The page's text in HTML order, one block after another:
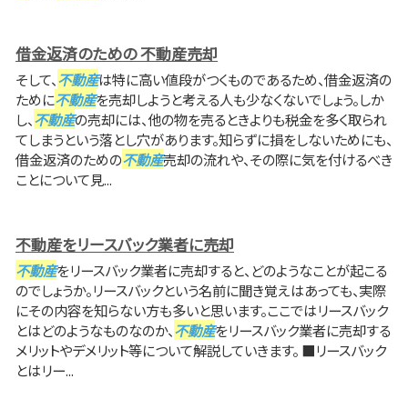
借金返済のための 不動産売却
そして、不動産は特に高い値段がつくものであるため、借金返済の
ために不動産を売却しようと考える人も少なくないでしょう。しか
し、不動産の売却には、他の物を売るときよりも税金を多く取られ
てしまうという落とし穴があります。知らずに損をしないためにも、
借金返済のための不動産売却の流れや、その際に気を付けるべき
ことについて見...
不動産をリースバック業者に売却
不動産をリースバック業者に売却すると、どのようなことが起こる
のでしょうか。リースバックという名前に聞き覚えはあっても、実際
にその内容を知らない方も多いと思います。ここではリースバック
とはどのようなものなのか、不動産をリースバック業者に売却する
メリットやデメリット等について解説していきます。 ■リースバック
とはリー...